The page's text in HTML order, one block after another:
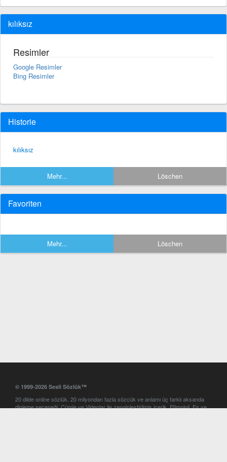
kılıksız
Resimler
Google Resimler
Bing Resimler
Historie
kılıksız
Mehr... Löschen
Favoriten
Mehr... Löschen
© 1999-2026 Sesli Sözlük™
20 dilde online sözlük. 20 milyondan fazla sözcük ve anlamı üç farklı aksanda
dinleme seçeneği. Cümle ve Videolar ile zenginleştirilmiş içerik. Etimoloji, Eş ve